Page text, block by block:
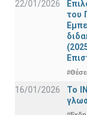
22/01/2026
του
16/01/2026
Το